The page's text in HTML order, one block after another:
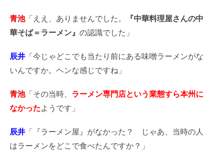
青池「ええ、ありませんでした。
『中華料理屋さんの中
華そば＝ラーメン』 の認識でした」
辰井 「今じゃどこでも当たり前にある味噌ラーメンがな
いんですか。ヘンな感じですね」
青池「その当時、 ラーメン専門店という業態すら本州に
なかったようです」
辰井 「『ラーメン屋』がなかった？ じゃあ、当時の人
はラーメンをどこで食べたんですか？」